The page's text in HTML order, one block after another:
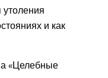
утоления
и как
«Целебные